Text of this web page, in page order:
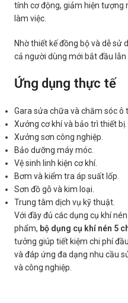
tính cơ động, giảm hiện tượng
làm việc.
Nhờ thiết kế đồng bộ và dễ sử
cả người dùng mới bắt đầu
Ứng dụng thực tế
Gara sửa chữa và chăm sóc ô
Xưởng cơ khí và bảo trì thiết bị.
Xưởng sơn công nghiệp.
Bảo dưỡng máy móc.
Vệ sinh linh kiện cơ khí.
Bơm và kiểm tra áp suất lốp.
Sơn đồ gỗ và kim loại.
Trung tâm dịch vụ kỹ thuật.
Với đầy đủ các dụng cụ khí
phẩm, bộ dụng cụ khí nén 5
tưởng giúp tiết kiệm chi phí
và đáp ứng đa dạng nhu cầu
và công nghiệp.